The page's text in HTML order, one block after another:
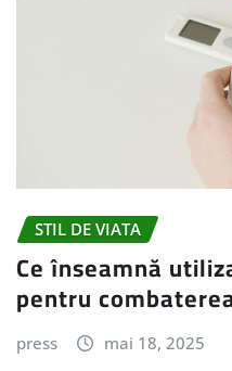
STIL DE VIATA
Ce înseamnă
pentru
press mai 18, 2025